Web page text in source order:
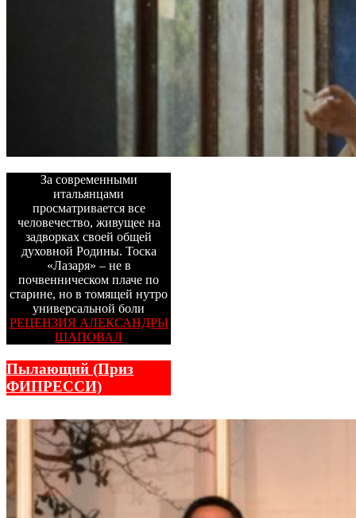
За современными
итальянцами
просматривается все
человечество, живущее на
задворках своей общей
духовной Родины. Тоска
«Лазаря» – не в
почвенническом плаче по
старине, но в томящей нутро
универсальной боли
РЕЦЕНЗИЯ АЛЕКСАНДРЫ
ШАПОВАЛ
Пылающий (Приз
ФИПРЕССИ)